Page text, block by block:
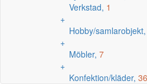
Verkstad, 1
+
Hobby/samlarobjekt,
+
Möbler, 7
+
Konfektion/kläder, 36